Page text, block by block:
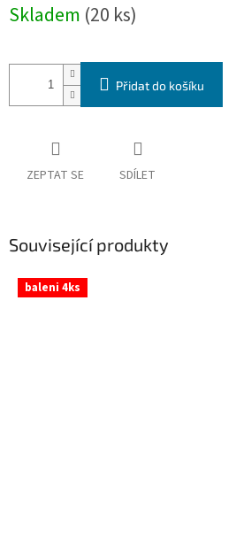
cena:
Skladem (20 ks)
Přidat do košíku
ZEPTAT SE SDÍLET
Související produkty
baleni 4ks